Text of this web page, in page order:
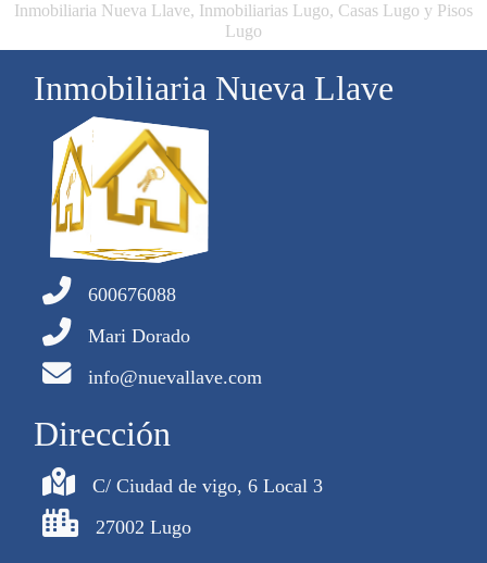
Inmobiliaria Nueva Llave, Inmobiliarias Lugo, Casas Lugo y Pisos
Lugo
Inmobiliaria Nueva Llave
600676088
Mari Dorado
info@nuevallave.com
Dirección
C/ Ciudad de vigo, 6 Local 3
27002 Lugo